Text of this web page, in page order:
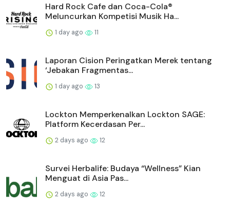
Hard Rock Cafe dan Coca-Cola®
Meluncurkan Kompetisi Musik Ha...
1 day ago 11
Laporan Cision Peringatkan Merek tentang
‘Jebakan Fragmentas...
1 day ago 13
Lockton Memperkenalkan Lockton SAGE:
Platform Kecerdasan Per...
2 days ago 12
Survei Herbalife: Budaya “Wellness” Kian
Menguat di Asia Pas...
2 days ago 12